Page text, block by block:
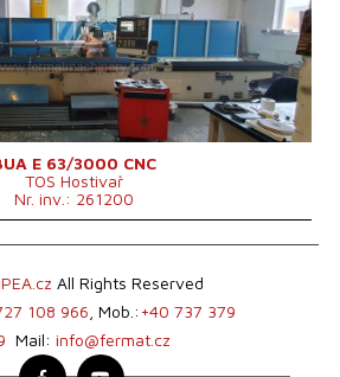
Sinumerik 840 D
630 mm
3000 mm
de lucru1200 kg
interioară nu
56 kVA
12700 kg
l x Î
9900x2980x1875 mm
E 63/3000 CNC
TOS Hostivař
Nr. inv.: 261200
All Rights Reserved
108 966 , Mob.:+40 737 379
Mail: info@fermat.cz